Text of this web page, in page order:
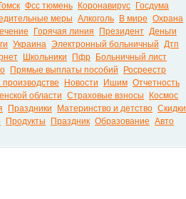
Фсс тюмень Коронавирус
Госдума
меры Алкоголь В мире Охрана
Горячая линия Президент Деньги
Украина Электронный больничный Дтп
Школьники Пфр
Больничный лист
Прямые выплаты пособий
Росреестр
Новости Ишим Отчетность
области Страховые взносы
Космос
Праздники Материнство и детство Скидки
Продукты Праздник Образование Авто